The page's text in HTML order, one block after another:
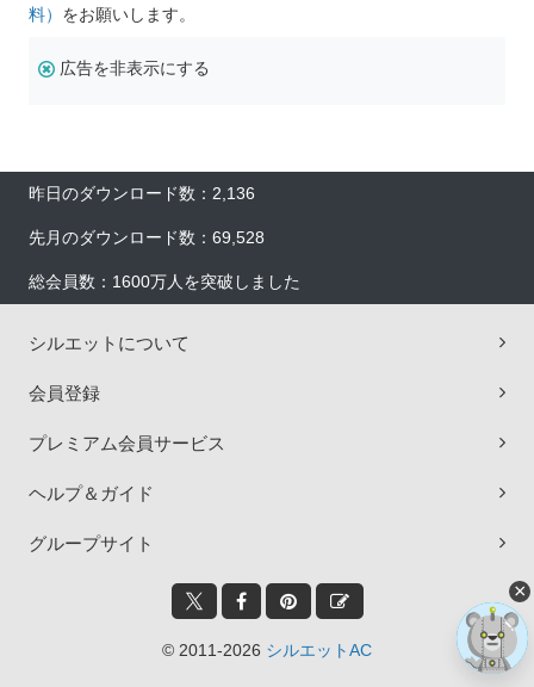
料） をお願いします。
広告を非表示にする
昨日のダウンロード数：2,136
先月のダウンロード数：69,528
総会員数：1600万人を突破しました
シルエットについて
会員登録
プレミアム会員サービス
ヘルプ＆ガイド
グループサイト
© 2011-2026 シルエットAC
×